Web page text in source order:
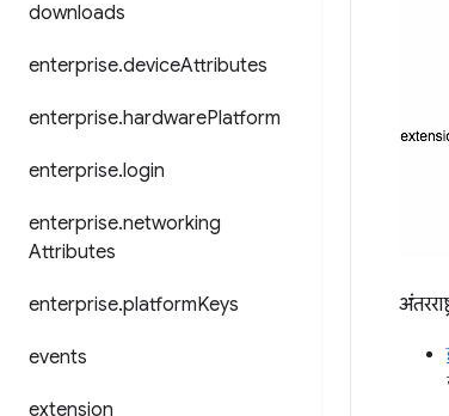
downloads
enterprise.deviceAttributes
enterprise.hardwarePlatform
enterprise.login
enterprise.networking
Attributes
enterprise.platformKeys
events
extension